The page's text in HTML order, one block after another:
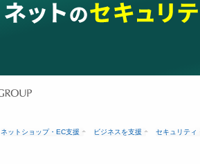
ネットショップ・EC支援 ビジネスを支援 セキュリティ